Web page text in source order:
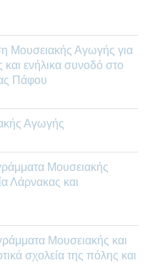
Μουσειακής Αγωγής για
ενήλικα συνοδό στο
Πάφου
Αγωγής
Μουσειακής
Λάρνακας και
Μουσειακής και
σχολεία της πόλης και